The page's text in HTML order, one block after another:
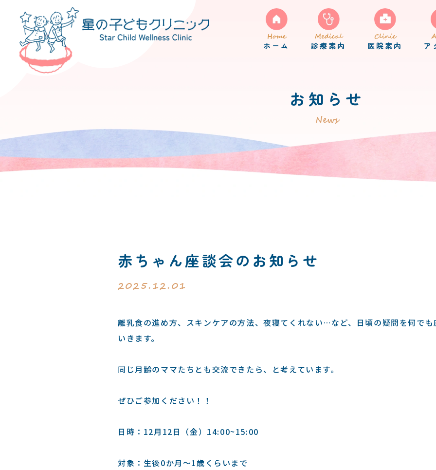
Home
ホーム
Medical
診療案内
Clinic
医院案内 ア
お知らせ
News
赤ちゃん座談会のお知らせ
2025.12.01
離乳食の進め方、スキンケアの方法、夜寝てくれない…など、日頃の疑問を何で
いきます。
同じ月齢のママたちとも交流できたら、と考えています。
ぜひご参加ください！！
日時：12月12日（金）14:00~15:00
対象：生後0か月～1歳くらいまで